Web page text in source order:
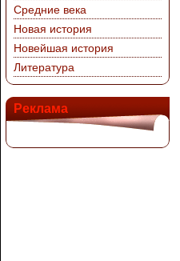
Средние века
Новая история
Новейшая история
Литература
Реклама